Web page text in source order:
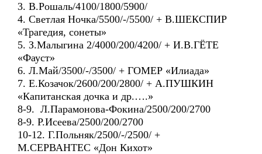
3. В.Рошаль/4100/1800/5900/
4. Светлая Ночка/5500/-/5500/ + В.ШЕКСПИР
«Трагедия, сонеты»
5. З.Малыгина 2/4000/200/4200/ + И.В.ГЁТЕ
«Фауст»
6. Л.Май/3500/-/3500/ + ГОМЕР «Илиада»
7. Е.Козачок/2600/200/2800/ + А.ПУШКИН
«Капитанская дочка и др.….»
8-9. Л.Парамонова-Фокина/2500/200/2700
8-9. Р.Исеева/2500/200/2700
10-12. Г.Польняк/2500/-/2500/ +
М.СЕРВАНТЕС «Дон Кихот»